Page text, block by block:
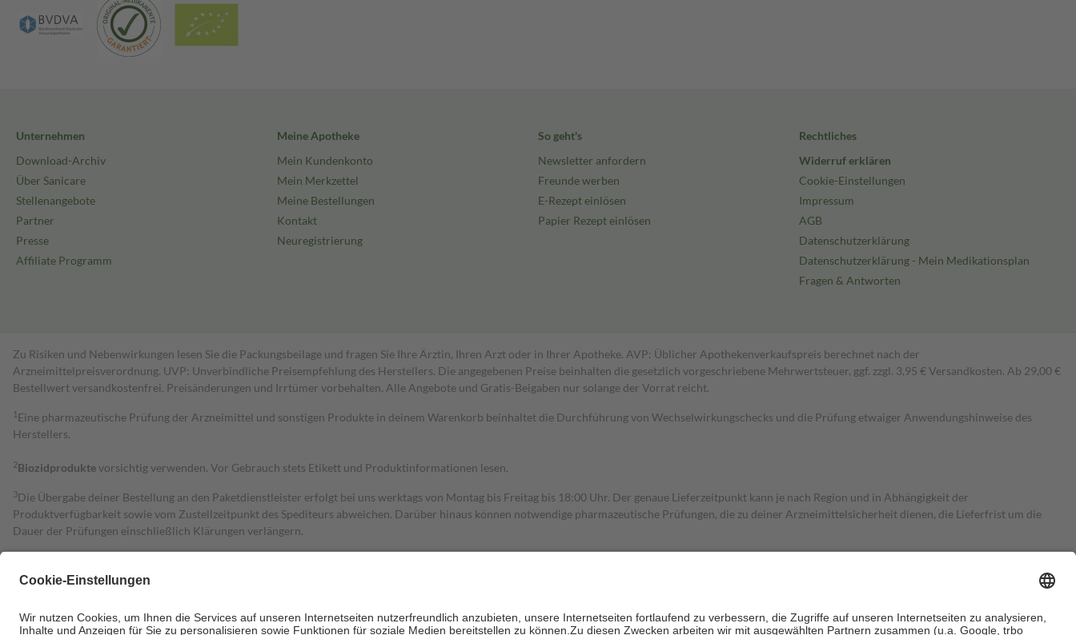
Unternehmen
Download-Archiv
Über Sanicare
Stellenangebote
Partner
Presse
Affiliate Programm
Meine Apotheke
Mein Kundenkonto
Mein Merkzettel
Meine Bestellungen
Kontakt
Neuregistrierung
So geht's
Newsletter anfordern
Freunde werben
E-Rezept einlösen
Papier Rezept einlösen
Rechtliches
Widerruf erklären
Cookie-Einstellungen
Impressum
AGB
Datenschutzerklärung
Datenschutzerklärung - Mein Medikationsplan
Fragen & Antworten
Zu Risiken und Nebenwirkungen lesen Sie die Packungsbeilage und fragen Sie Ihre Ärztin, Ihren Arzt oder in Ihrer Apotheke. AVP: Üblicher Apothekenverkaufspreis berechnet nach der
Arzneimittelpreisverordnung. UVP: Unverbindliche Preisempfehlung des Herstellers. Die angegebenen Preise beinhalten die gesetzlich vorgeschriebene Mehrwertsteuer, ggf. zzgl. 3,95 € Versandkosten. Ab 29,00 €
Bestell­wert versand­kosten­frei. Preisänderungen und Irrtümer vorbehalten. Alle Angebote und Gratis-Beigaben nur solange der Vorrat reicht.
1 Eine pharmazeutische Prüfung der Arzneimittel und sonstigen Produkte in deinem Warenkorb beinhaltet die Durchführung von Wechselwirkungschecks und die Prüfung etwaiger Anwendungshinweise des
Herstellers.
2Biozidproduktevorsichtig verwenden. Vor Gebrauch stets Etikett und Produktinformationen lesen.
3Die Übergabe deiner Bestellung an den Paketdienstleister erfolgt bei uns werktags von Montag bis Freitag bis 18:00 Uhr. Der genaue Lieferzeitpunkt kann je nach Region und in Abhängigkeit der
Produktverfügbarkeit sowie vom Zustellzeitpunkt des Spediteurs abweichen. Darüber hinaus können notwendige pharmazeutische Prüfungen, die zu deiner Arzneimittelsicherheit dienen, die Lieferfrist um die
Dauer der Prüfungen einschließlich Klärungen verlängern.
trägt einen Teil davon als Zuzahlung mit.
zu entrichten.
Diese Regeln gelten grundsätzlich auch für Online-Apotheken.